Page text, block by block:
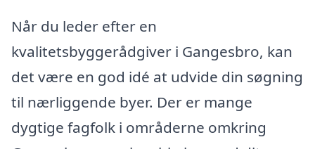
Når du leder efter en
kvalitetsbyggerådgiver i Gangesbro, kan
det være en god idé at udvide din søgning
til nærliggende byer. Der er mange
dygtige fagfolk i områderne omkring